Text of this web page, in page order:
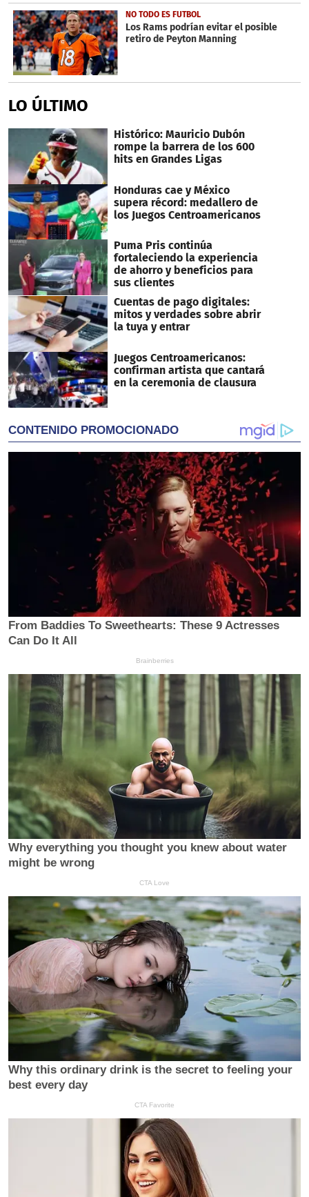
NO TODO ES FUTBOL
Los Rams podrían evitar el posible
retiro de Peyton Manning
LO ÚLTIMO
Histórico: Mauricio Dubón
rompe la barrera de los 600
hits en Grandes Ligas
Honduras cae y México
supera récord: medallero de
los Juegos Centroamericanos
Puma Pris continúa
fortaleciendo la experiencia
de ahorro y beneficios para
sus clientes
Cuentas de pago digitales:
mitos y verdades sobre abrir
la tuya y entrar
Juegos Centroamericanos:
confirman artista que cantará
en la ceremonia de clausura